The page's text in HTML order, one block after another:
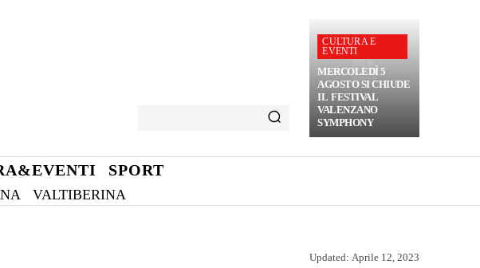
CULTURA E
EVENTI
MERCOLEDÌ 5
AGOSTO SI CHIUDE
IL FESTIVAL
VALENZANO
SYMPHONY
SPORT
VALTIBERINA
Updated: Aprile 12, 2023